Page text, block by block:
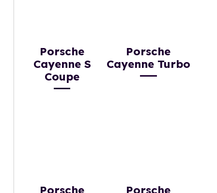
Porsche
Cayenne S
Coupe
Porsche
Cayenne Turbo
Porsche
Porsche